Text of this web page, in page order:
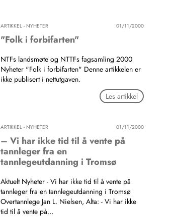
ARTIKKEL - NYHETER 01/11/2000
"Folk i forbifarten"
NTFs landsmøte og NTTFs fagsamling 2000
Nyheter "Folk i forbifarten" Denne artikkelen er
ikke publisert i nettutgaven.
Les artikkel
ARTIKKEL - NYHETER 01/11/2000
– Vi har ikke tid til å vente på
tannleger fra en
tannlegeutdanning i Tromsø
Aktuelt Nyheter - Vi har ikke tid til å vente på
tannleger fra en tannlegeutdanning i Tromsø
Overtannlege Jan L. Nielsen, Alta: - Vi har ikke
tid til å vente på…